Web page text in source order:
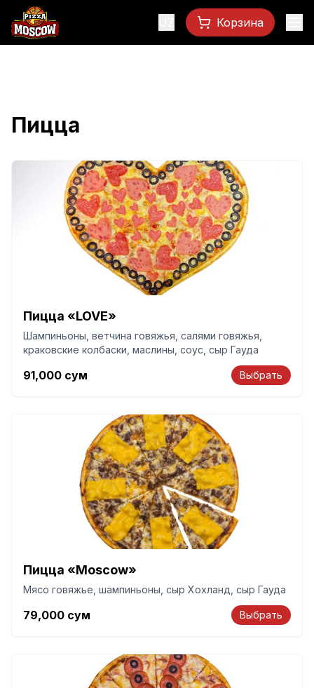
Корзина
Пицца
Пицца «LOVE»
Шампиньоны, ветчина говяжья, салями говяжья,
краковские колбаски, маслины, соус, сыр Гауда
91,000 сум Выбрать
Пицца «Moscow»
Мясо говяжье, шампиньоны, сыр Хохланд, сыр Гауда
79,000 сум Выбрать